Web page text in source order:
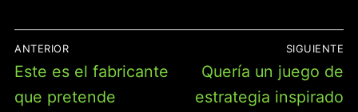
NAVEGACIÓN
DE
ENTRADAS
ANTERIOR
Entrada
anterior:
Este es el fabricante
que pretende
SIGUIENTE
Entrada
siguiente:
Quería un juego de
estrategia inspirado